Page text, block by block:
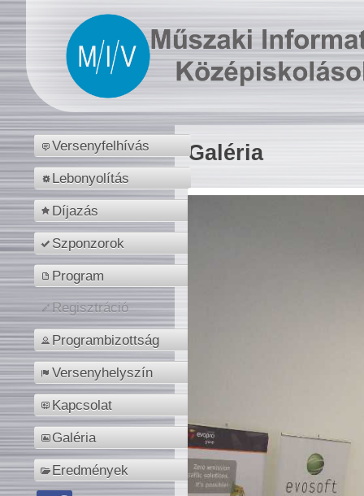
Versenyfelhívás
Lebonyolítás
Díjazás
Szponzorok
Program
Regisztráció
Programbizottság
Versenyhelyszín
Kapcsolat
Galéria
Eredmények
Galéria